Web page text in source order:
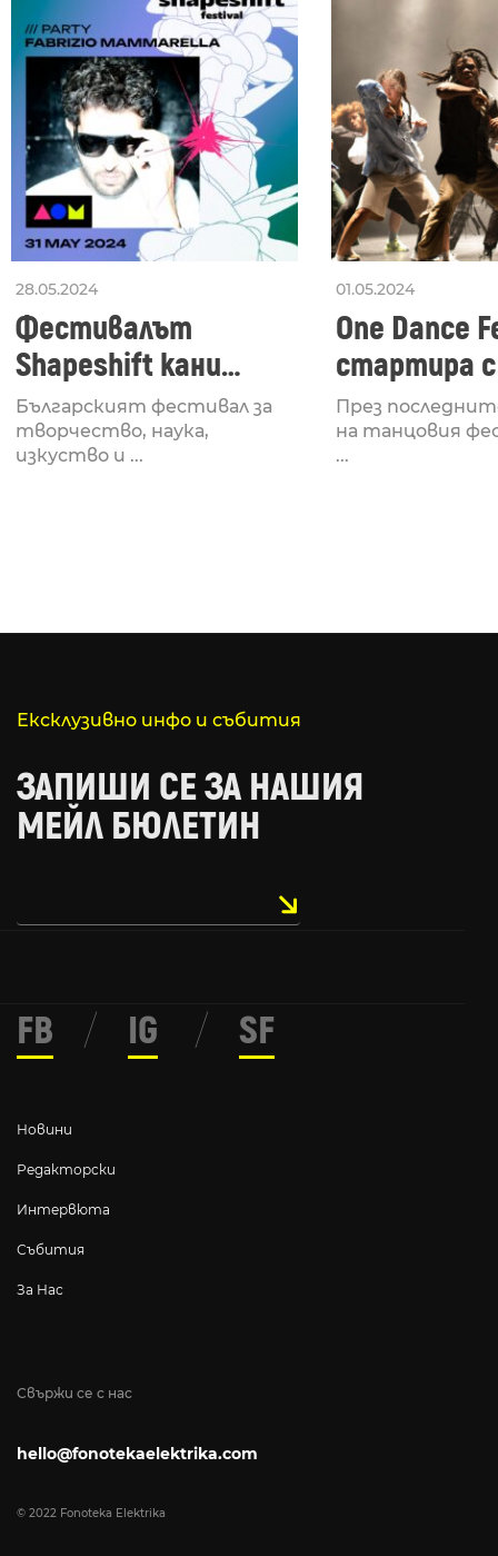
28.05.2024
Фестивалът
Shapeshift кани
Fabrizio Mammarella
за откриването си
Българският фестивал за
творчество, наука,
изкуство и ...
01.05.2024
One Dance
стартира
Lucid,
рейв
През
на танцовия
...
Ексклузивно инфо и събития
ЗАПИШИ СЕ ЗА НАШИЯ
МЕЙЛ БЮЛЕТИН
Свържи се с нас
hello@fonotekaelektrika.com
© 2022 Fonoteka Elektrika
Новини
Редакторски
Интервюта
Събития
За Нас
FB / IG / SF